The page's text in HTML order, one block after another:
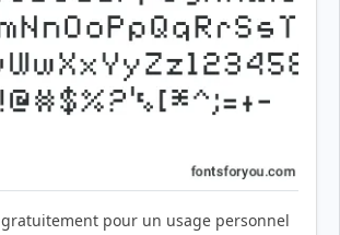
gratuitement pour un usage personnel